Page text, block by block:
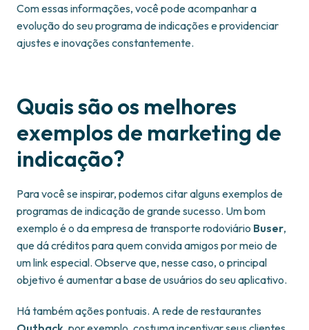
Com essas informações, você pode acompanhar a
evolução do seu programa de indicações e providenciar
ajustes e inovações constantemente.
Quais são os melhores
exemplos de marketing de
indicação?
Para você se inspirar, podemos citar alguns exemplos de
programas de indicação de grande sucesso. Um bom
exemplo é o da empresa de transporte rodoviário Buser,
que dá créditos para quem convida amigos por meio de
um link especial. Observe que, nesse caso, o principal
objetivo é aumentar a base de usuários do seu aplicativo.
Há também ações pontuais. A rede de restaurantes